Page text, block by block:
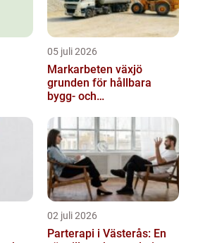
05 juli 2026
Markarbeten växjö
grunden för hållbara
bygg- och
02 juli 2026
Parterapi i Västerås: En